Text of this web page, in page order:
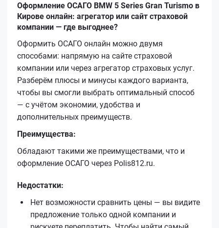
Оформление ОСАГО BMW 5 Series Gran Turismo в
Кирове онлайн: агрегатор или сайт страховой
компании — где выгоднее?
Оформить ОСАГО онлайн можно двумя
способами: напрямую на сайте страховой
компании или через агрегатор страховых услуг.
Разберём плюсы и минусы каждого варианта,
чтобы вы смогли выбрать оптимальный способ
— с учётом экономии, удобства и
дополнительных преимуществ.
Преимущества:
Обладают такими же преимуществами, что и
оформление ОСАГО через Polis812.ru.
Недостатки:
Нет возможности сравнить цены — вы видите
предложение только одной компании и